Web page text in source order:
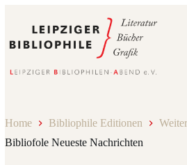
springen
Home Bibliophile Editionen
Bibliofole Neueste Nachrichten